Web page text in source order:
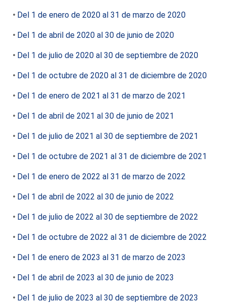
Del 1 de enero de 2020 al 31 de marzo de 2020
Del 1 de abril de 2020 al 30 de junio de 2020
Del 1 de julio de 2020 al 30 de septiembre de 2020
Del 1 de octubre de 2020 al 31 de diciembre de 2020
Del 1 de enero de 2021 al 31 de marzo de 2021
Del 1 de abril de 2021 al 30 de junio de 2021
Del 1 de julio de 2021 al 30 de septiembre de 2021
Del 1 de octubre de 2021 al 31 de diciembre de 2021
Del 1 de enero de 2022 al 31 de marzo de 2022
Del 1 de abril de 2022 al 30 de junio de 2022
Del 1 de julio de 2022 al 30 de septiembre de 2022
Del 1 de octubre de 2022 al 31 de diciembre de 2022
Del 1 de enero de 2023 al 31 de marzo de 2023
Del 1 de abril de 2023 al 30 de junio de 2023
Del 1 de julio de 2023 al 30 de septiembre de 2023